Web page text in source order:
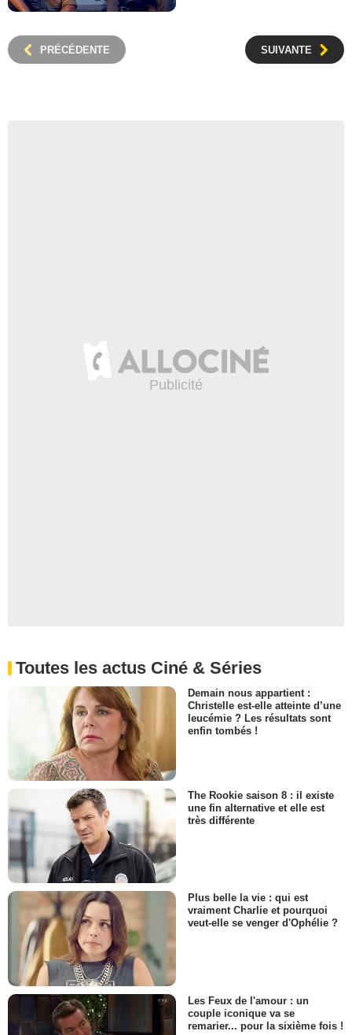
PRÉCÉDENTE SUIVANTE
Toutes les actus Ciné & Séries
Demain nous appartient :
Christelle est-elle atteinte d’une
leucémie ? Les résultats sont
enfin tombés !
The Rookie saison 8 : il existe
une fin alternative et elle est
très différente
Plus belle la vie : qui est
vraiment Charlie et pourquoi
veut-elle se venger d'Ophélie ?
Les Feux de l'amour : un
couple iconique va se
remarier... pour la sixième fois !